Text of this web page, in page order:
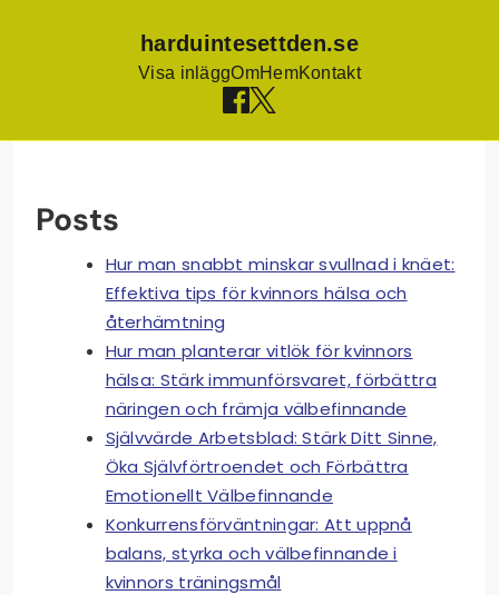
harduintesettden.se
Visa inläggOmHemKontakt
contentPosts
Hur man snabbt minskar svullnad i knäet:
Effektiva tips för kvinnors hälsa och
återhämtning
Hur man planterar vitlök för kvinnors
hälsa: Stärk immunförsvaret, förbättra
näringen och främja välbefinnande
Självvärde Arbetsblad: Stärk Ditt Sinne,
Öka Självförtroendet och Förbättra
Emotionellt Välbefinnande
Konkurrensförväntningar: Att uppnå
balans, styrka och välbefinnande i
kvinnors träningsmål